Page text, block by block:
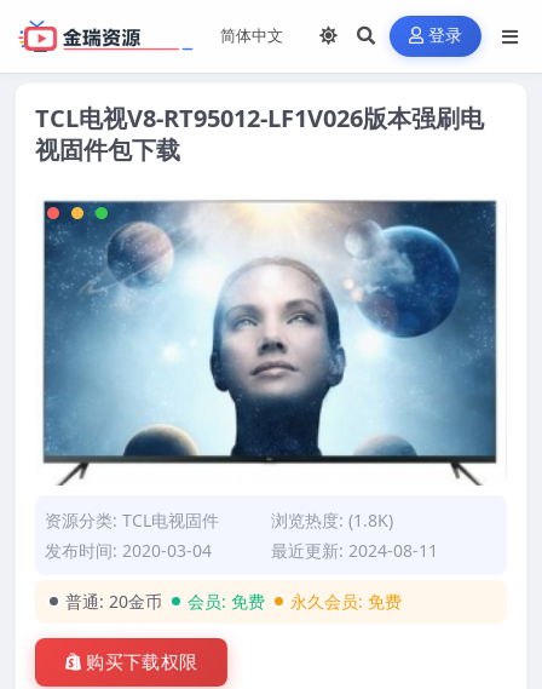
登录
TCL电视V8-RT95012-LF1V026版本强刷电
视固件包下载
资源分类: TCL电视固件
浏览热度: (1.8K)
发布时间: 2020-03-04
最近更新: 2024-08-11
普通: 20金币 会员: 免费 永久会员: 免费
购买下载权限